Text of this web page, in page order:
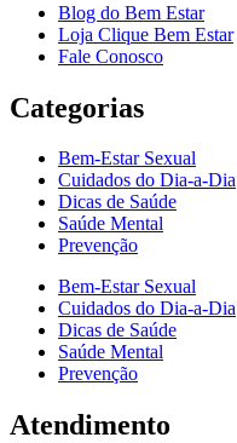
Blog do Bem Estar
Loja Clique Bem Estar
Fale Conosco
Categorias
Bem-Estar Sexual
Cuidados do Dia-a-Dia
Dicas de Saúde
Saúde Mental
Prevenção
Bem-Estar Sexual
Cuidados do Dia-a-Dia
Dicas de Saúde
Saúde Mental
Prevenção
Atendimento